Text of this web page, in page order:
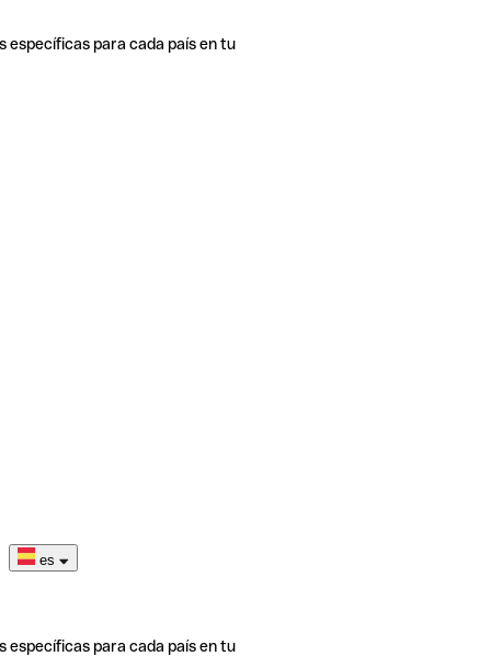
específicas para cada país en tu
es
específicas para cada país en tu